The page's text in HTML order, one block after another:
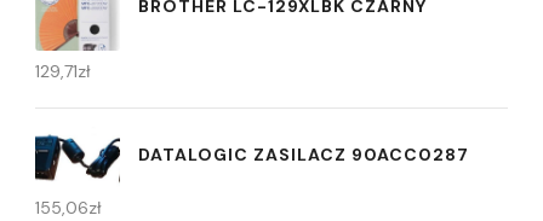
BROTHER LC-129XLBK CZARNY
129,71zł
DATALOGIC ZASILACZ 90ACC0287
155,06zł